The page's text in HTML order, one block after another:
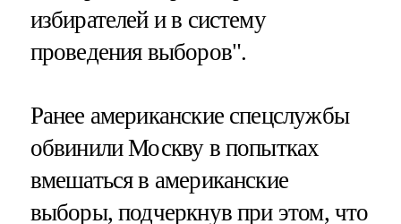
избирателей и в систему
проведения выборов".
Ранее американские спецслужбы
обвинили Москву в попытках
вмешаться в американские
выборы, подчеркнув при этом, что